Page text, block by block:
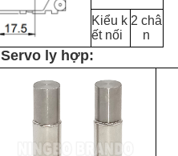
Kiểu k
ết nối
2 châ
n
ly hợp: